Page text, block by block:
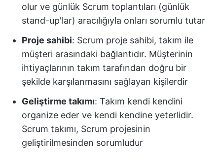
olur ve günlük Scrum toplantıları (günlük
stand-up'lar) aracılığıyla onları sorumlu tutar
Proje sahibi: Scrum proje sahibi, takım ile
müşteri arasındaki bağlantıdır. Müşterinin
ihtiyaçlarının takım tarafından doğru bir
şekilde karşılanmasını sağlayan kişilerdir
Geliştirme takımı: Takım kendi kendini
organize eder ve kendi kendine yeterlidir.
Scrum takımı, Scrum projesinin
geliştirilmesinden sorumludur